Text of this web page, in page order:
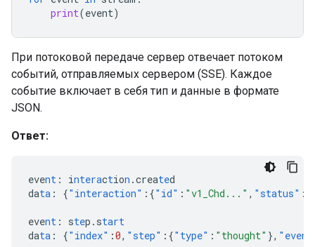
print(event)
При потоковой передаче сервер отвечает потоком
событий, отправляемых сервером (SSE). Каждое
событие включает в себя тип и данные в формате
JSON.
Ответ:
event : interaction .created
data : {"interaction" :{"id" : "v1_Chd..." , "status" :
event : step.start
data : {"index" :0, "step" :{"type" : "thought" },